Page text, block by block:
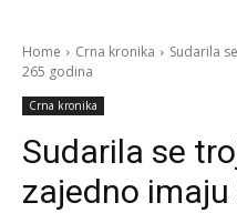
Home Crna kronika
Sudarila
265 godina
Crna kronika
Sudarila se
zajedno